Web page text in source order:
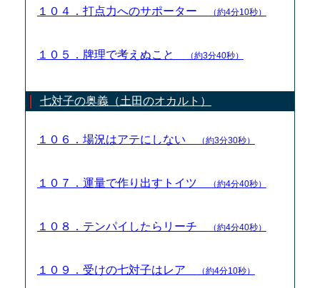
１０４．打点力へのサポーター （約4分10秒）
１０５．牌理で考えぬこと （約3分40秒）
七対子の奥義（土田のオカルト）
１０６．場況はアテにしない （約3分30秒）
１０７．運量で作り出すトイツ （約4分40秒）
１０８．テンパイしたらリーチ （約4分40秒）
１０９．受けの七対子はレア （約4分10秒）